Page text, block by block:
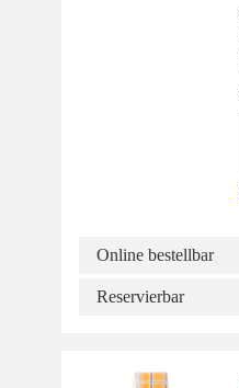
Online bestellbar
Reservierbar